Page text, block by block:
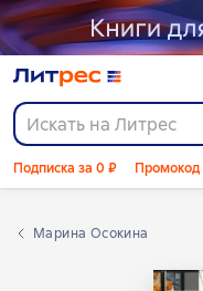
Подписка за 0 ₽ Промокод
Марина Осокина